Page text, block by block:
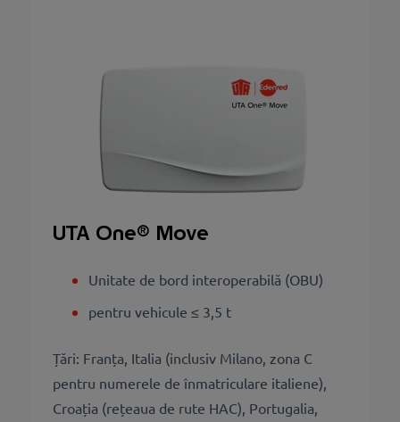
UTA One® Move
Unitate de bord interoperabilă (OBU)
pentru vehicule ≤ 3,5 t
Țări: Franța, Italia (inclusiv Milano, zona C
pentru numerele de înmatriculare italiene),
Croația (rețeaua de rute HAC), Portugalia,